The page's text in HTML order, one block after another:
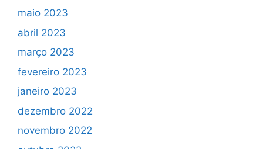
maio 2023
abril 2023
março 2023
fevereiro 2023
janeiro 2023
dezembro 2022
novembro 2022